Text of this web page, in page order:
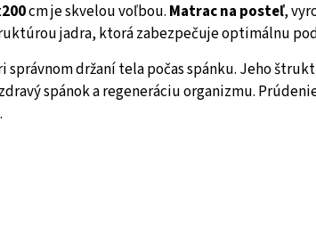
cm je skvelou voľbou. Matrac na posteľ,
jadra, ktorá zabezpečuje optimálnu
správnom držaní tela počas spánku. Jeho
spánok a regeneráciu organizmu.